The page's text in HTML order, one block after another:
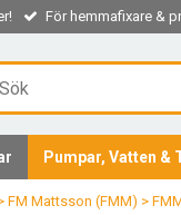
För hemmafixare &
Pumpar, Vatten &
FM Mattsson (FMM) >